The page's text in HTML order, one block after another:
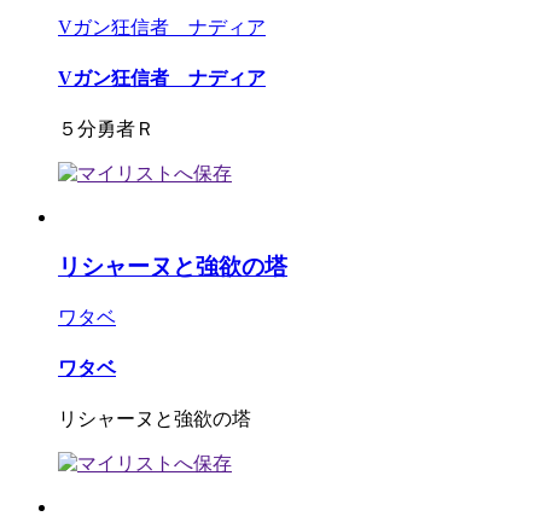
Vガン狂信者 ナディア
Vガン狂信者 ナディア
５分勇者Ｒ
リシャーヌと強欲の塔
ワタベ
ワタベ
リシャーヌと強欲の塔